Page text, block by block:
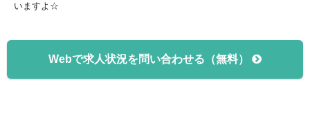
いますよ☆
Webで求人状況を問い合わせる（無料）